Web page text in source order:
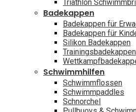
Triathlon
Badekappen
Badekappen für
Badekappen für
Silikon Badekappen
Trainingsbadekappen
Schwimmhilfen
Schwimmflossen
Schwimmpaddles
Schnorchel